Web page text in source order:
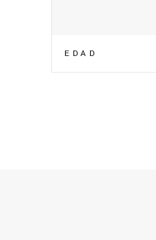
EDAD